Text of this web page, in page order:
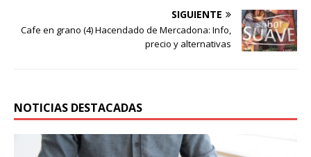
SIGUIENTE
Cafe en grano (4) Hacendado de Mercadona: Info,
precio y alternativas
NOTICIAS DESTACADAS